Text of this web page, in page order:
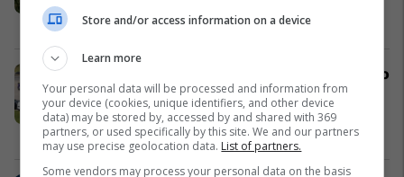
Mabetex Group
SCAN Ride and Delivery zgjedh Auto
Mita dhe Dacia Duster Hybrid për
projektin më të ri të taksive në
Prishtinë
Auto Mita
Store and/or access information on a device
Learn more
Your personal data will be processed and information from
your device (cookies, unique identifiers, and other device
data) may be stored by, accessed by and shared with 369
partners, or used specifically by this site. We and our partners
may use precise geolocation data. List of partners.
Some vendors may process your personal data on the basis